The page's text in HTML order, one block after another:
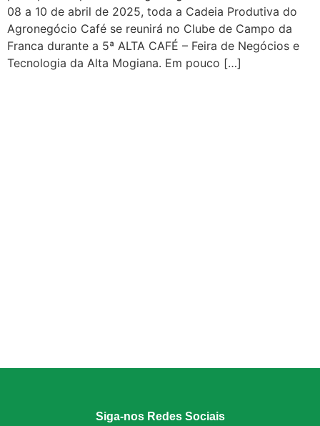
08 a 10 de abril de 2025, toda a Cadeia Produtiva do
Agronegócio Café se reunirá no Clube de Campo da
Franca durante a 5ª ALTA CAFÉ – Feira de Negócios e
Tecnologia da Alta Mogiana. Em pouco […]
Siga-nos Redes Sociais